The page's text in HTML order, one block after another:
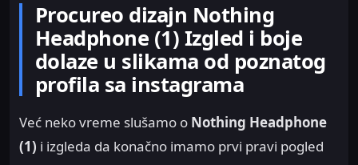
Procureo dizajn Nothing
Headphone (1) Izgled i boje
dolaze u slikama od poznatog
profila sa instagrama
Već neko vreme slušamo o Nothing Headphone
(1) i izgleda da konačno imamo prvi pravi pogled